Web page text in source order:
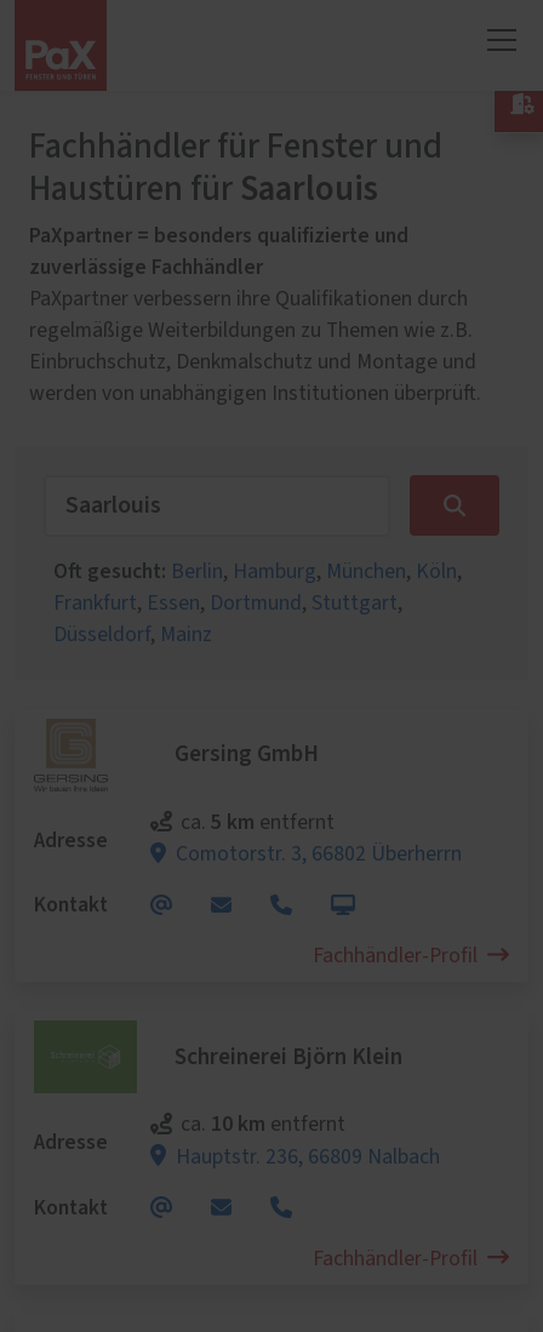
Fachhändler für Fenster und
Haustüren für Saarlouis
PaXpartner = besonders qualifizierte und
zuverlässige Fachhändler
PaXpartner verbessern ihre Qualifikationen durch
regelmäßige Weiterbildungen zu Themen wie z.B.
Einbruchschutz, Denkmalschutz und Montage und
werden von unabhängigen Institutionen überprüft.
Oft gesucht: Berlin, Hamburg, München, Köln,
Frankfurt, Essen, Dortmund , Stuttgart,
Düsseldorf, Mainz
Gersing GmbH
Adresse
ca. 5 km entfernt
Comotorstr. 3, 66802 Überherrn
Kontakt
Fachhändler-Profil
Schreinerei Björn Klein
Adresse
ca. 10 km entfernt
Hauptstr. 236, 66809 Nalbach
Kontakt
Fachhändler-Profil
